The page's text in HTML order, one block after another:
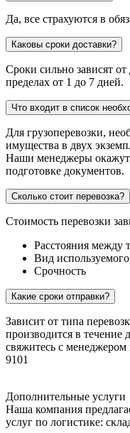
Да, все страхуются в
Каковы сроки доставки?
Сроки сильно зависят от
пределах от 1 до 7 дней.
Что входит в список
Для грузоперевозки,
имущества в двух
Наши менеджеры
подготовке документов.
Сколько стоит перевозка?
Стоимость перевозки
Расстояния между
Вид
Срочность
Какие сроки отправки?
Зависит от типа
производится в течение
свяжитесь с
9101
Дополнительные услуги
Наша компания
услуг по логистике: